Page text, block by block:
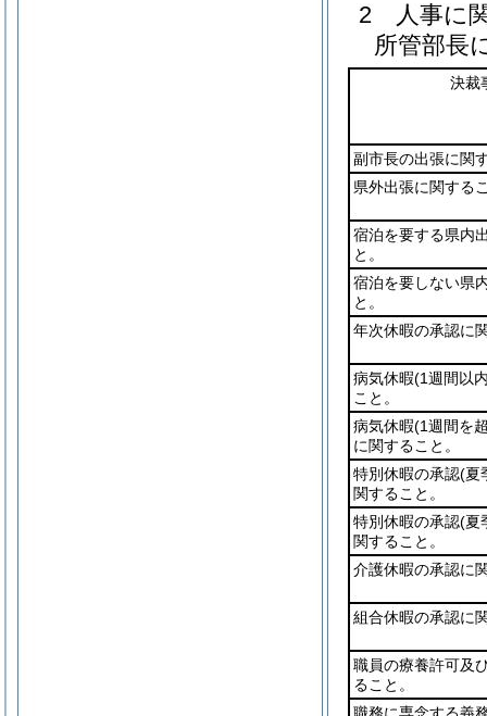
2 人事に
所管部長
決裁
副市長の出張に関
県外出張に関する
宿泊を要する県内
と。
宿泊を要しない県
と。
年次休暇の承認に
病気休暇(1週間以
こと。
病気休暇(1週間を
に関すること。
特別休暇の承認(夏
関すること。
特別休暇の承認(夏
関すること。
介護休暇の承認に
組合休暇の承認に
職員の療養許可及
ること。